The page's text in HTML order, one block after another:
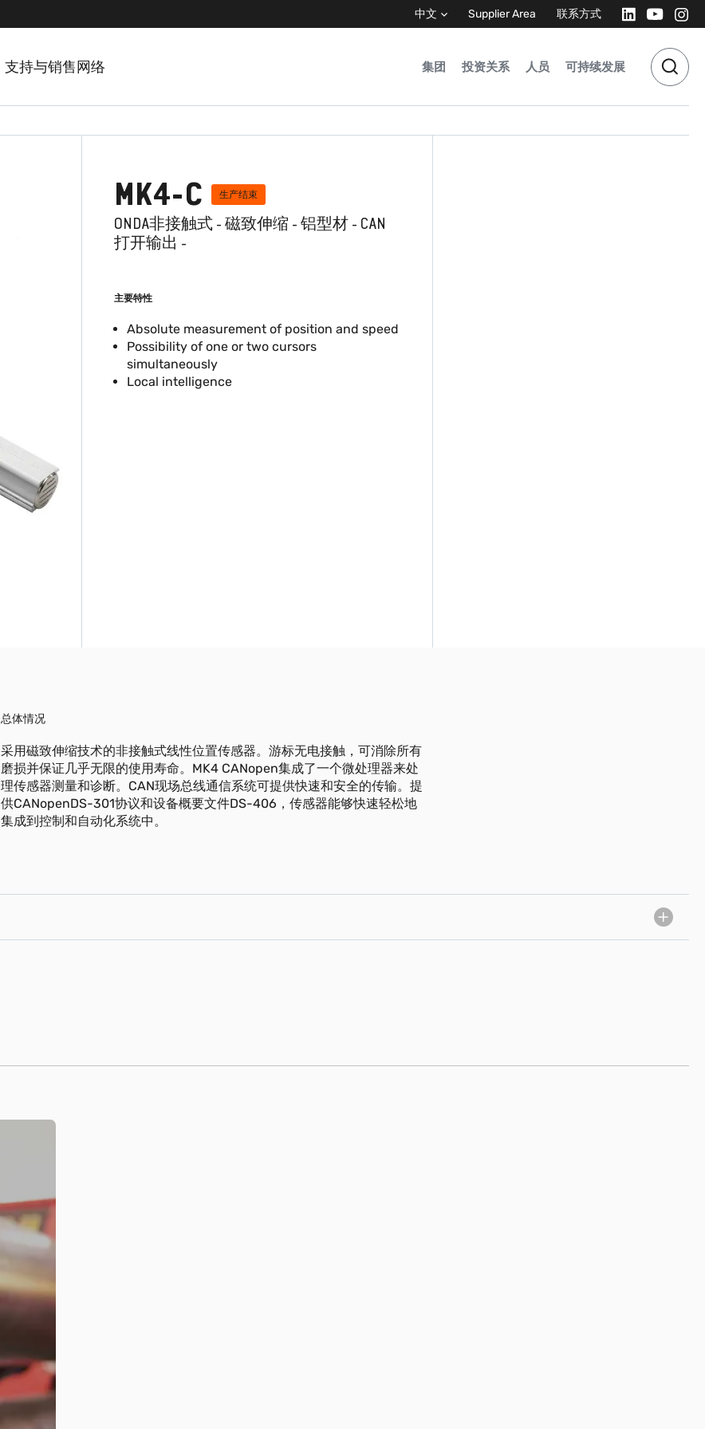
中文 Supplier Area 联系方式
支持与销售网络 集团 投资关系 人员 可持续发展
MK4-C 生产结束
ONDA非接触式 - 磁致伸缩 - 铝型材 - CAN
打开输出 -
主要特性
Absolute measurement of position and speed
Possibility of one or two cursors
simultaneously
Local intelligence
总体情况
采用磁致伸缩技术的非接触式线性位置传感器。游标无电接触，可消除所有
磨损并保证几乎无限的使用寿命。MK4 CANopen集成了一个微处理器来处
理传感器测量和诊断。CAN现场总线通信系统可提供快速和安全的传输。提
供CANopenDS-301协议和设备概要文件DS-406，传感器能够快速轻松地
集成到控制和自动化系统中。